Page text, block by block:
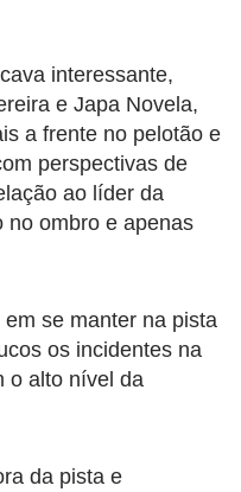
interessante,
e Japa Novela,
a frente no pelotão e
perspectivas de
ao líder da
no ombro e apenas
se manter na pista
os incidentes na
o alto nível da
da pista e